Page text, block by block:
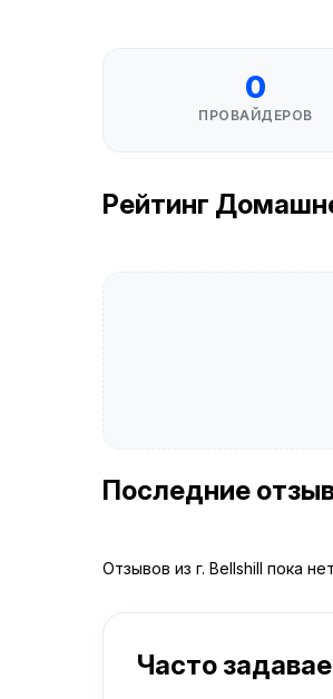
0
ПРОВАЙДЕРОВ
Рейтинг
Последние
Отзывов из г. Bellshill пока
Часто